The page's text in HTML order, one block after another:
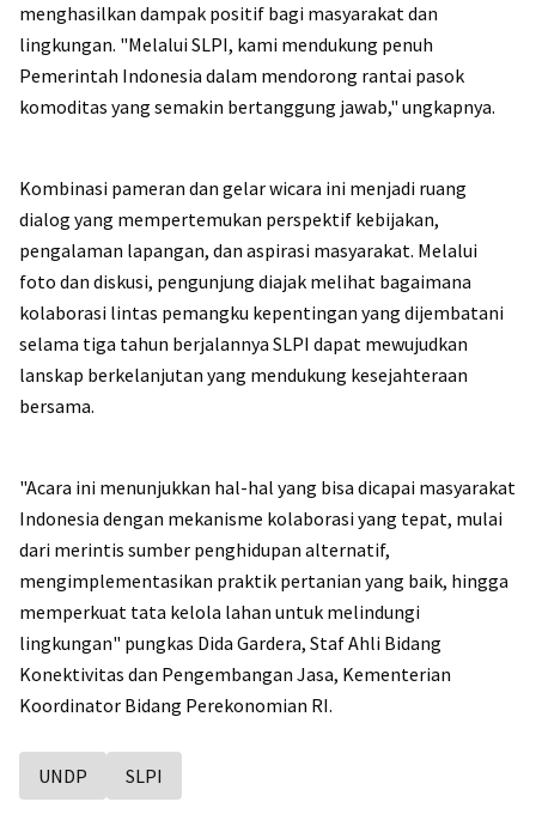
menghasilkan dampak positif bagi masyarakat dan
lingkungan. "Melalui SLPI, kami mendukung penuh
Pemerintah Indonesia dalam mendorong rantai pasok
komoditas yang semakin bertanggung jawab," ungkapnya.
Kombinasi pameran dan gelar wicara ini menjadi ruang
dialog yang mempertemukan perspektif kebijakan,
pengalaman lapangan, dan aspirasi masyarakat. Melalui
foto dan diskusi, pengunjung diajak melihat bagaimana
kolaborasi lintas pemangku kepentingan yang dijembatani
selama tiga tahun berjalannya SLPI dapat mewujudkan
lanskap berkelanjutan yang mendukung kesejahteraan
bersama.
"Acara ini menunjukkan hal-hal yang bisa dicapai masyarakat
Indonesia dengan mekanisme kolaborasi yang tepat, mulai
dari merintis sumber penghidupan alternatif,
mengimplementasikan praktik pertanian yang baik, hingga
memperkuat tata kelola lahan untuk melindungi
lingkungan" pungkas Dida Gardera, Staf Ahli Bidang
Konektivitas dan Pengembangan Jasa, Kementerian
Koordinator Bidang Perekonomian RI.
UNDP SLPI